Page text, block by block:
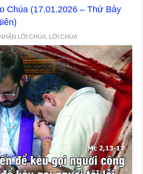
Chúa (17.01.2026 – Thứ Bảy
LỜI CHÚA LỜI CHÚA